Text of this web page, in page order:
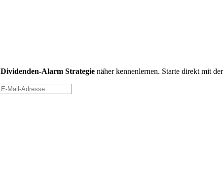
Dividenden-Alarm Strategie näher kennenlernen. Starte direkt mit der